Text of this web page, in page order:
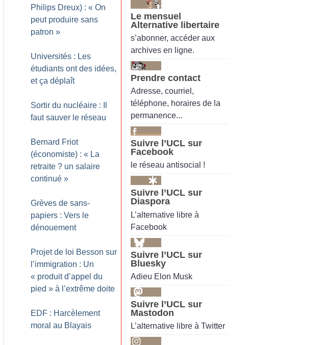
Philips Dreux) : « On
peut produire sans
patron »
Universités : Les
étudiants ont des idées,
et ça déplaît
Sortir du nucléaire : Il
faut sauver le réseau
Bernard Friot
(économiste) : « La
retraite ? un salaire
continué »
Grèves de sans-
papiers : Vers le
dénouement
Projet de loi Besson sur
l’immigration : Un
« produit d’appel du
pied » à l’extrême doite
EDF : Harcèlement
moral au Blayais
Le mensuel
Alternative libertaire
s’abonner, accéder aux
archives en ligne.
Prendre contact
Adresse, courriel,
téléphone, horaires de la
permanence...
Suivre l’UCL sur
Facebook
le réseau antisocial !
Suivre l’UCL sur
Diaspora
L’alternative libre à
Facebook
Suivre l’UCL sur
Bluesky
Adieu Elon Musk
Suivre l’UCL sur
Mastodon
L’alternative libre à Twitter